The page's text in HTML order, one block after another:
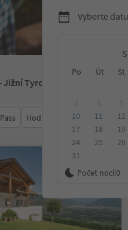
Vyberte
Po Út St
10
11 12
17
18 19
24
25 26
31
Počet nocí:0
- Jižní Tyrolsko
Hodnocení Kategorie